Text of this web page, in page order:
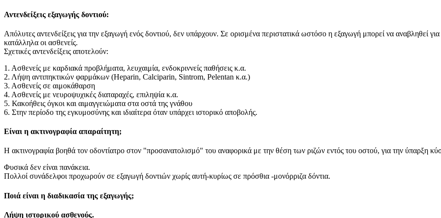
Αντενδείξεις εξαγωγής δοντιού:
Απόλυτες αντενδείξεις για την εξαγωγή ενός δοντιού, δεν υπάρχουν. Σε ορισμένα περιστατικά ωστόσο η εξαγωγή μπορεί να αναβληθεί
κατάλληλα οι ασθενείς.
Σχετικές αντενδείξεις αποτελούν:
1. Ασθενείς με καρδιακά προβλήματα, λευχαιμία, ενδοκριννείς παθήσεις κ.α.
2. Λήψη αντιπηκτικών φαρμάκων (Heparin, Calciparin, Sintrom, Pelentan κ.α.)
3. Ασθενείς σε αιμοκάθαρση
4. Ασθενείς με νευροψυχικές διαταραχές, επιληψία κ.α.
5. Κακοήθεις όγκοι και αιμαγγειώματα στα οστά της γνάθου
6. Στην περίοδο της εγκυμοσύνης και ιδιαίτερα όταν υπάρχει ιστορικό αποβολής.
Είναι η ακτινογραφία απαραίτητη;
Η ακτινογραφία βοηθά τον οδοντίατρο στον "προσανατολισμό" του αναφορικά με την θέση των ριζών εντός του οστού, για την ύπαρξη
Φυσικά δεν είναι πανάκεια.
Πολλοί συνάδελφοι προχωρούν σε εξαγωγή δοντιών χωρίς αυτή-κυρίως σε πρόσθια -μονόρριζα δόντια.
Ποιά είναι η διαδικασία της εξαγωγής;
Λήψη ιστορικού ασθενούς.